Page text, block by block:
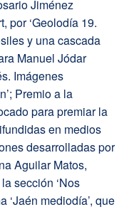
Jiménez
por ‘Geolodía 19.
y una cascada
Manuel Jódar
Imágenes
Premio a la
para premiar la
en medios
desarrolladas por
Aguilar Matos,
sección ‘Nos
‘Jaén mediodía’, que